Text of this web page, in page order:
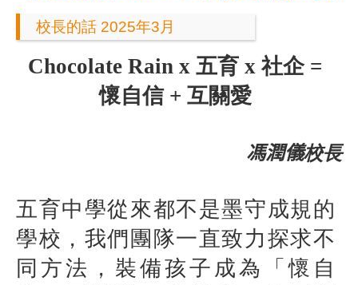
校長的話 2025年3月
Chocolate Rain x五育 x社企=
懷自信+ 互關愛
馮潤儀校長
五育中學從來都不是墨守成規的
學校，我們團隊一直致力探求不
同方法，裝備孩子成為「懷自